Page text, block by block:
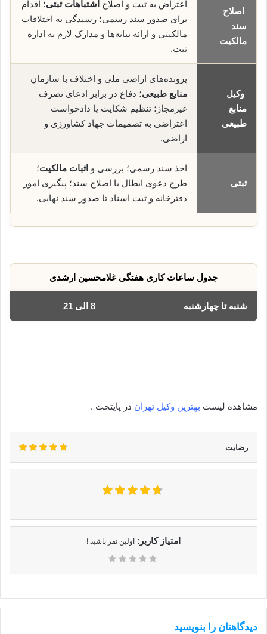
اصلاح
سند
مالکیت
اعتراض به ثبت و اصلاح اشتباهات ثبتی؛ اقدام
برای صدور سند رسمی؛ رسیدگی به اختلافات
مالکیتی و ارائه بیانه‌ها و مدارک لازم به اداره
ثبت.
وکیل
منابع
طبیعی
پرونده‌های اراضی ملی و اختلاف با سازمان
منابع طبیعی؛ دفاع در برابر ادعای تصرف
غیرمجاز؛ تنظیم شکایت یا دادخواست
اعتراضی به تصمیمات جهاد کشاورزی و
اراضی.
ثبتی
اخذ سند رسمی؛ بررسی و اثبات مالکیت؛
طرح دعوی ابطال یا اصلاح سند؛ پیگیری امور
دفترخانه و ثبت اسناد تا صدور سند نهایی.
جدول ساعات کاری هفتگی غلامحسین ارشدی
شنبه تا چهارشنبه 8 الی 21
مشاهده لیست بهترین وکیل تهران در پایتخت .
رضایت
امتیاز کاربر: اولین نفر باشید !
دیدگاهتان را بنویسید